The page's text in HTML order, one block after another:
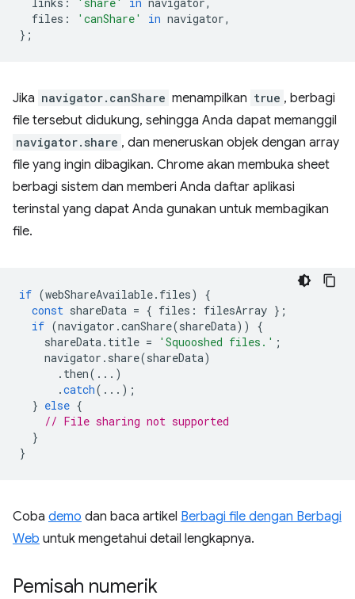
files : 'canShare' in navigator,
};
Jika navigator.canShare menampilkan true , berbagi
file tersebut didukung, sehingga Anda dapat memanggil
navigator.share , dan meneruskan objek dengan array
file yang ingin dibagikan. Chrome akan membuka sheet
berbagi sistem dan memberi Anda daftar aplikasi
terinstal yang dapat Anda gunakan untuk membagikan
file.
if (webShareAvailable. files)
{
const shareData = { files : filesArray };
if (navigator .canShare(shareData))
{
shareData. title = 'Squooshed files.' ;
navigator . share(shareData)
. then(...)
.catch(...);
} else {
// File sharing not supported
}
}
Coba demo dan baca artikel Berbagi file dengan Berbagi
Web untuk mengetahui detail lengkapnya.
Pemisah numerik